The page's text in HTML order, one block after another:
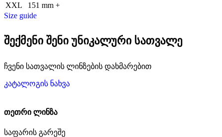
XXL
151 mm +
Size guide
შექმენი შენი უნიკალური სათვალე
ჩვენი სათვალის ლინზების დახმარებით
კატალოგის ნახვა
თეთრი ლინზა
საფარის გარეშე